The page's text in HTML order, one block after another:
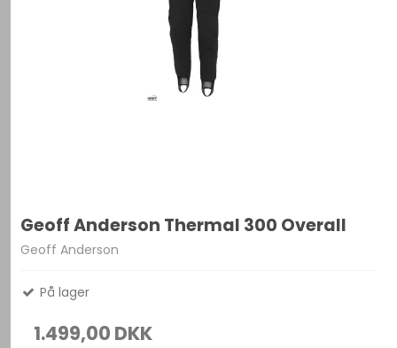
Geoff Anderson Thermal 300 Overall
Geoff Anderson
På lager
1.499,00 DKK